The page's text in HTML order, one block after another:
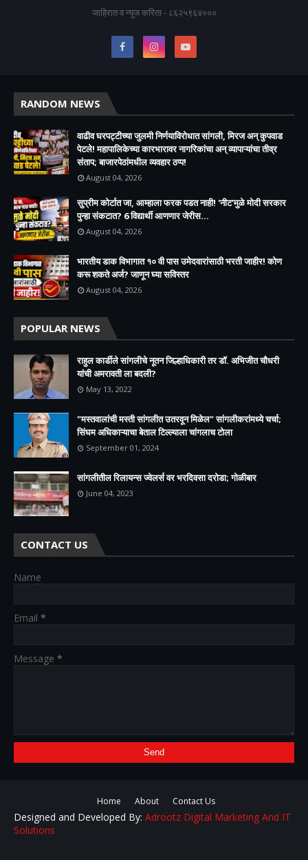
जाहिरात व न्यूज करिता - ८६२५९६४०००
RANDOM NEWS
वाढीव घरपट्टीच्या जुलमी निर्णयाविरोधात सांगली, मिरज अन् कुपवाड
पेटले! महापालिकेच्या कारभारावर नागरिकांचा अन् व्यापाऱ्यांचा तीव्र
संताप; बाजारपेठांमधील व्यवहार ठप्प!​
August 04, 2026
सुप्रीम कोर्टात जा, आम्हाला फरक पडत नाही! 'नीट'मुळे मोदी सरकार
पुन्हा संकटात? 6 विद्यार्थी आणणार जेरीस...
August 04, 2026
भारतीय डाक विभागात १० वी पास उमेदवारांसाठी भरती जाहीर! कोण
करू शकते अर्ज? जाणून घ्या सविस्तर
August 04, 2026
POPULAR NEWS
राहुल कार्डीले सांगलीचे नूतन जिल्हाधिकारी तर डॉ. अभिजीत चौधरी
यांची अमरावती ला बदली?
May 13, 2022
"मस्तवालांची मस्ती सांगलीत उतरवून मिळेल" सांगलीकरांमध्ये चर्चा;
सिंघम अधिकाऱ्याचा बेताल टिल्ल्याला चांगलाच टोला
September 01, 2024
सांगलीतील रिलायन्स ज्वेलर्स वर भरदिवसा दरोडा; गोळीबार
June 04, 2023
CONTACT US
Name
Email *
Message *
Home About Contact Us
Designed and Developed By: Adrootz Digital Marketing And IT
Solutions